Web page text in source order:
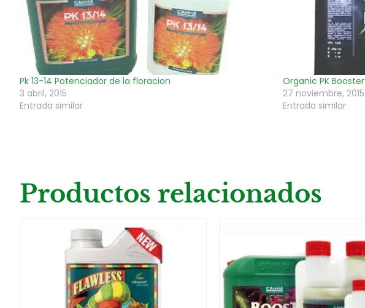
Pk 13-14 Potenciador de la floracion
3 abril, 2015
Entrada similar
Organic PK Booster
27 noviembre, 2015
Entrada similar
Productos relacionados